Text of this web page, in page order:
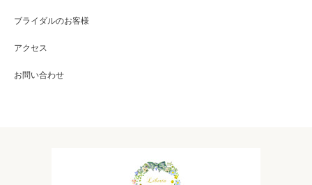
ブライダルのお客様
アクセス
お問い合わせ